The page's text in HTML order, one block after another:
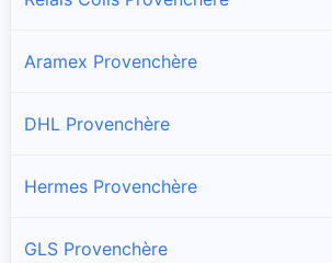
Aramex Provenchère
DHL Provenchère
Hermes Provenchère
GLS Provenchère